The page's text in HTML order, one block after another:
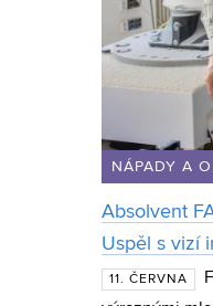
NÁPADY A
Absolvent
Uspěl s vizí
11. ČERVNA